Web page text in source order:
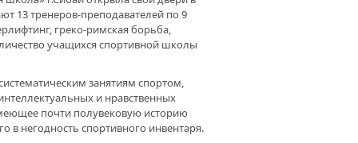
ДЕЛО – ПОМОЧЬ». О РАБОТЕ
ТУРФЕСТ. УФИМСКИЙ
ВЕТЕРАНОВ ПРОВЕЛ
НА ПРИРОДЕ
13 тренеров-преподавателей по 9
греко-римская борьба,
учащихся спортивной школы
занятиям спортом,
и нравственных
почти полувековую историю
негодность спортивного инвентаря.